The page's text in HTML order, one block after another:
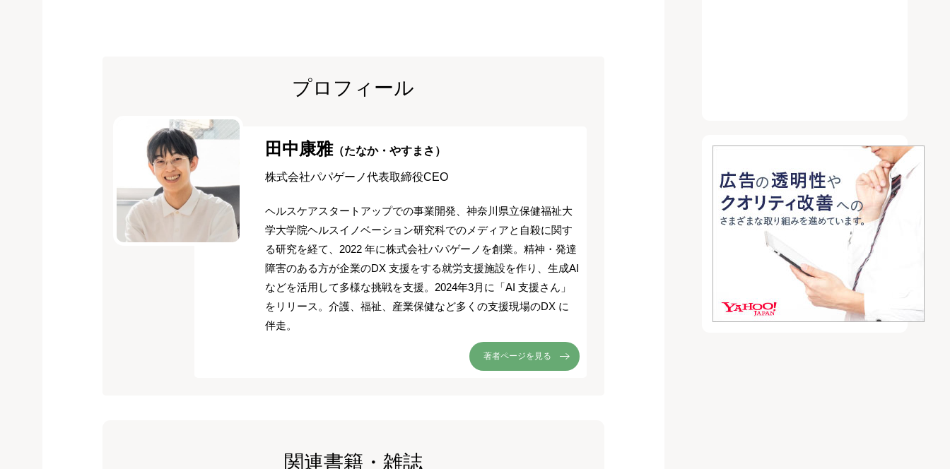
プロフィール
田中康雅 （たなか・やすまさ）
株式会社パパゲーノ代表取締役CEO
ヘルスケアスタートアップでの事業開発、神奈川県立保健福祉大
学大学院ヘルスイノベーション研究科でのメディアと自殺に関す
る研究を経て、2022 年に株式会社パパゲーノを創業。精神・発達
障害のある方が企業のDX 支援をする就労支援施設を作り、生成AI
などを活用して多様な挑戦を支援。2024年3月に「AI 支援さん」
をリリース。介護、福祉、産業保健など多くの支援現場のDX に
伴走。
著者ページを見る
関連書籍・雑誌